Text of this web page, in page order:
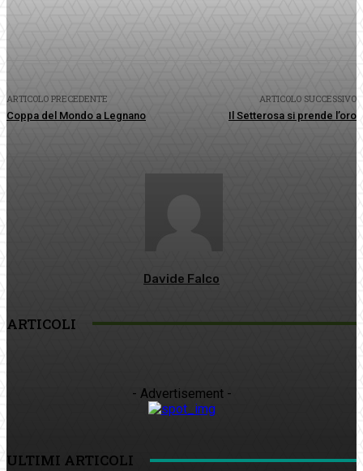
ARTICOLO PRECEDENTE
Coppa del Mondo a Legnano
ARTICOLO SUCCESSIVO
Il Setterosa si prende l’oro
Davide Falco
ARTICOLI
- Advertisement -
ULTIMI ARTICOLI